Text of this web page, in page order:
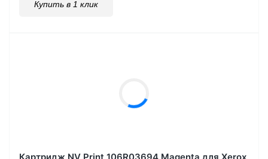
Купить в 1 клик
Картридж NV Print 106R03694 Magenta для Xerox